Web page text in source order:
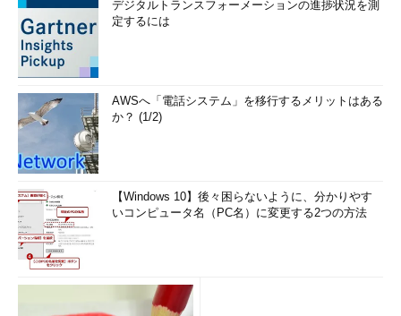
デジタルトランスフォーメーションの進捗状況を測
定するには
AWSへ「電話システム」を移行するメリットはある
か？ (1/2)
【Windows 10】後々困らないように、分かりやす
いコンピュータ名（PC名）に変更する2つの方法